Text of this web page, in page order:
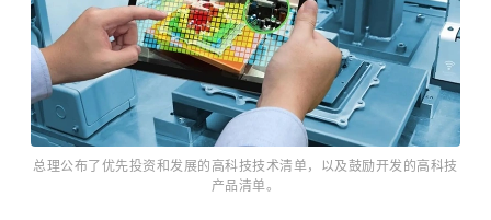
总理公布了优先投资和发展的高科技技术清单，以及鼓励开发的高科技
产品清单。